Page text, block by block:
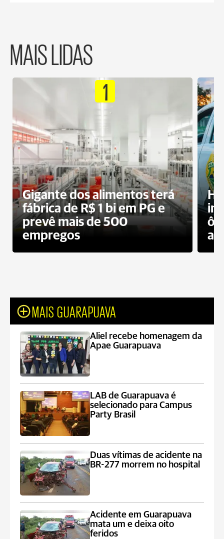
MAIS LIDAS
1
Gigante dos alimentos terá
fábrica de R$ 1 bi em PG e
prevê mais de 500
empregos
MAIS GUARAPUAVA
Aliel recebe homenagem da
Apae Guarapuava
LAB de Guarapuava é
selecionado para Campus
Party Brasil
Duas vítimas de acidente na
BR-277 morrem no hospital
Acidente em Guarapuava
mata um e deixa oito
feridos